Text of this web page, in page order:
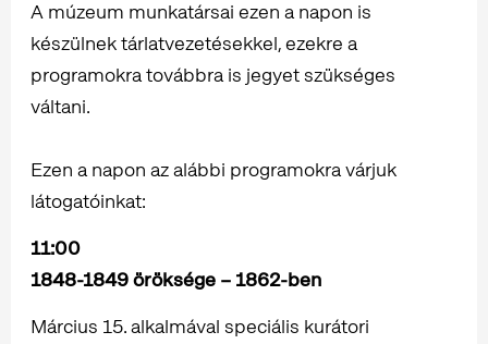
A múzeum munkatársai ezen a napon is
készülnek tárlatvezetésekkel, ezekre a
programokra továbbra is jegyet szükséges
váltani.
Ezen a napon az alábbi programokra várjuk
látogatóinkat:
11:00
1848-1849 öröksége – 1862-ben
Március 15. alkalmával speciális kurátori